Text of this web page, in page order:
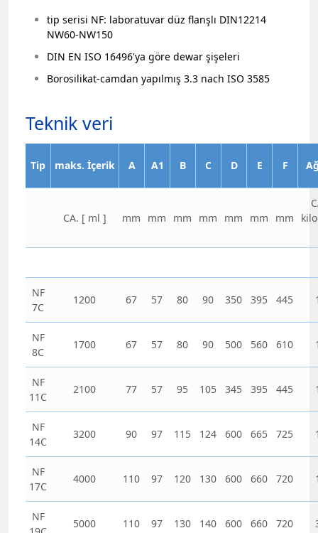
tip serisi NF: laboratuvar düz flanşlı DIN12214
NW60-NW150
DIN EN ISO 16496'ya göre dewar şişeleri
Borosilikat-camdan yapılmış 3.3 nach ISO 3585
Teknik veri
Tip maks. İçerik A A1 B C D E F
CA. [ ml ] mm mm mm mm mm mm mm
NF
7C
1200 67 57 80 90 350 395 445
NF
8C
1700 67 57 80 90 500 560 610
NF
11C
2100 77 57 95 105 345 395 445
NF
14C
3200 90 97 115 124 600 665 725
NF
17C
4000 110 97 120 130 600 660 720
NF
5000 110 97 130 140 600 660 720